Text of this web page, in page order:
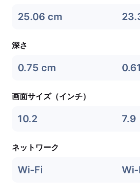
25.06 cm
深さ
0.75 cm
画面サイズ（インチ）
10.2 7.9
ネットワーク
Wi-Fi Wi-